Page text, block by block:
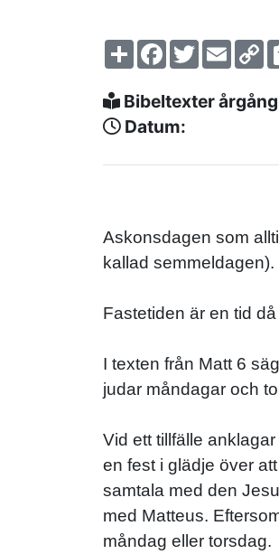
ShareFacebook
TwitterEmail
Bibeltexter årgång
Datum:
Askonsdagen som
kallad semmeldagen).
Fastetiden är en tid
I texten från Matt 6
judar måndagar och
Vid ett tillfälle
en fest i glädje över
samtala med den
med Matteus.
måndag eller torsdag.